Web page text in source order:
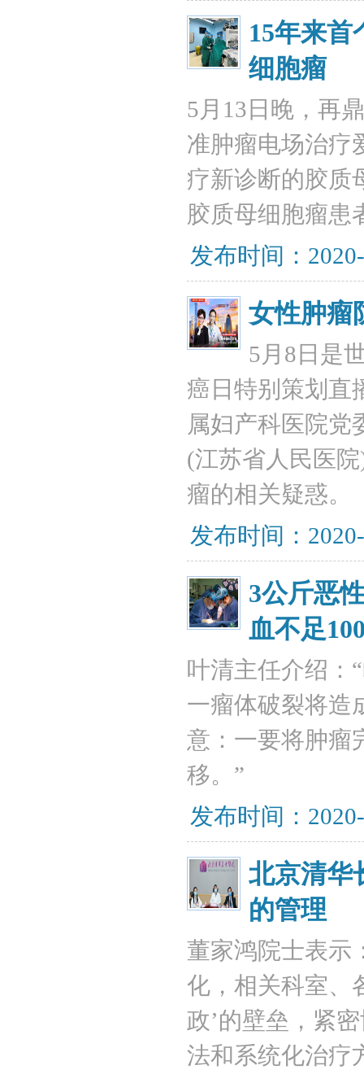
15年来首
细胞瘤
5月13日晚，再
准肿瘤电场治疗
疗新诊断的胶质
胶质母细胞瘤患
发布时间：
女性肿瘤
5月8日是
癌日特别策划直
属妇产科医院党
(江苏省人民医
瘤的相关疑惑。
发布时间：
3公斤恶
血不足
叶清主任介绍：
一瘤体破裂将造
意：一要将肿瘤
移。”
发布时间：
北京清华
的管理
董家鸿院士表示
化，相关科室、
政’的壁垒，紧
法和系统化治疗